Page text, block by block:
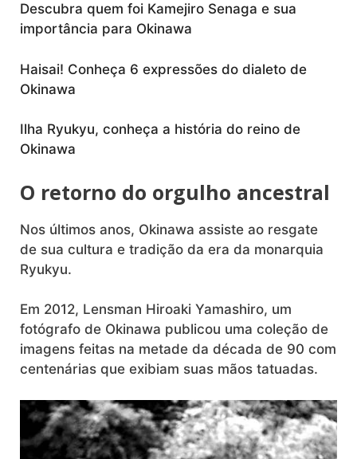
Descubra quem foi Kamejiro Senaga e sua
importância para Okinawa
Haisai! Conheça 6 expressões do dialeto de
Okinawa
Ilha Ryukyu, conheça a história do reino de
Okinawa
O retorno do orgulho ancestral
Nos últimos anos, Okinawa assiste ao resgate
de sua cultura e tradição da era da monarquia
Ryukyu.
Em 2012, Lensman Hiroaki Yamashiro, um
fotógrafo de Okinawa publicou uma coleção de
imagens feitas na metade da década de 90 com
centenárias que exibiam suas mãos tatuadas.